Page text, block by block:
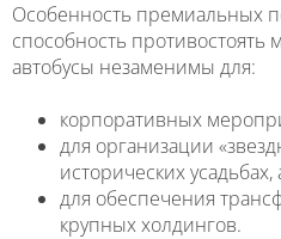
Особенность премиальных
способность противостоять
автобусы незаменимы для:
корпоративных
для организации
исторических усадьбах,
для обеспечения
крупных холдингов.